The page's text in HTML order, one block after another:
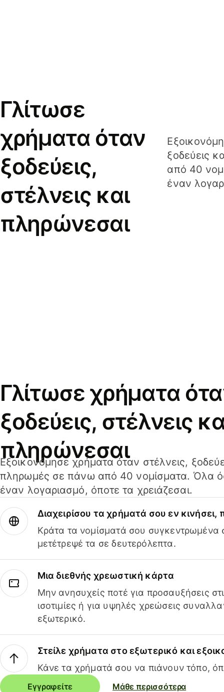
Γλίτωσε
χρήματα όταν
ξοδεύεις,
στέλνεις και
πληρώνεσαι
ξοδεύεις
από 40
έναν
Γλίτωσε χρήματα
ξοδεύεις, στέλνεις
πληρώνεσαι
Εξοικονόμησε χρήματα όταν στέλνεις,
πληρωμές σε πάνω από 40 νομίσματα. Όλα
έναν λογαριασμό, όποτε τα χρειάζεσαι.
Διαχειρίσου τα χρήματά σου εν
Κράτα τα νομίσματά σου συγκεντρωμένα
μετέτρεψέ τα σε δευτερόλεπτα.
Μια διεθνής χρεωστική κάρτα
Μην ανησυχείς ποτέ για προσαυξήσεις
ισοτιμίες ή για υψηλές χρεώσεις
εξωτερικό.
Στείλε χρήματα στο εξωτερικό και
Κάνε τα χρήματά σου να πιάνουν τόπο,
Εγγραφείτε Μάθε περισσότερα